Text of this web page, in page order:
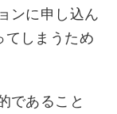
ンに申し込ん
てしまうため
であること